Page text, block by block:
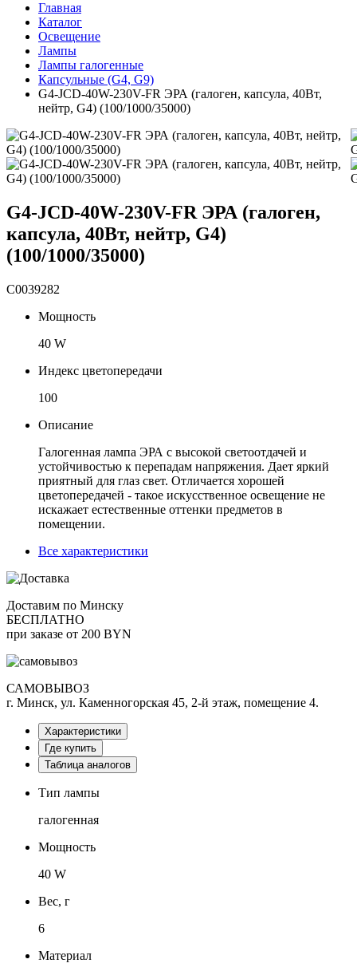
Главная
Каталог
Освещение
Лампы
Лампы галогенные
Капсульные (G4, G9)
G4-JCD-40W-230V-FR ЭРА (галоген, капсула, 40Вт,
нейтр, G4) (100/1000/35000)
G4-JCD-40W-230V-FR ЭРА (галоген,
капсула, 40Вт, нейтр, G4)
(100/1000/35000)
C0039282
Мощность
40 W
Индекс цветопередачи
100
Описание
Галогенная лампа ЭРА с высокой светоотдачей и
устойчивостью к перепадам напряжения. Дает яркий
приятный для глаз свет. Отличается хорошей
цветопередачей - такое искусственное освещение не
искажает естественные оттенки предметов в
помещении.
Все характеристики
Доставим по Минску
БЕСПЛАТНО
при заказе от 200 BYN
САМОВЫВОЗ
г. Минск, ул. Каменногорская 45, 2-й этаж, помещение 4.
Характеристики
Где купить
Таблица аналогов
Тип лампы
галогенная
Мощность
40 W
Вес, г
6
Материал